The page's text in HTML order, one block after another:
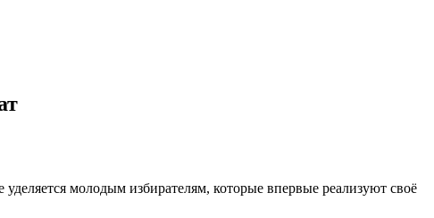
молодым избирателям, которые впервые реализуют своё